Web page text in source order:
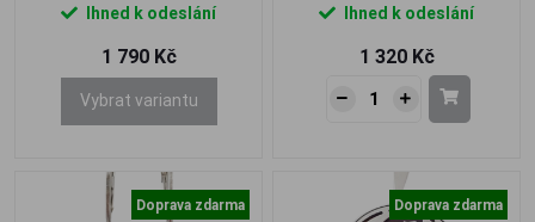
Ihned k odeslání
1 790 Kč
Vybrat variantu
Ihned k odeslání
1 320 Kč
Doprava zdarma Doprava zdarma